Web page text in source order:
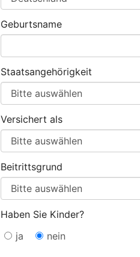
Geburtsname
Staatsangehörigkeit
Versichert als
Beitrittsgrund
Haben Sie Kinder?
ja
nein